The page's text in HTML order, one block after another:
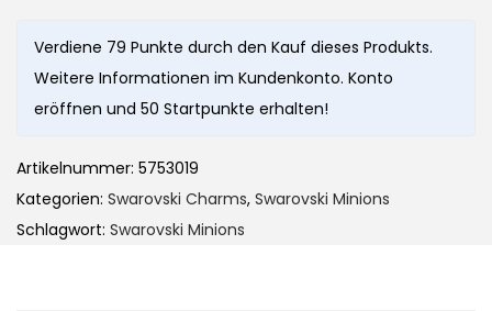
Verdiene 79 Punkte durch den Kauf dieses Produkts.
Weitere Informationen im Kundenkonto. Konto
eröffnen und 50 Startpunkte erhalten!
Artikelnummer: 5753019
Kategorien: Swarovski Charms, Swarovski Minions
Schlagwort: Swarovski Minions